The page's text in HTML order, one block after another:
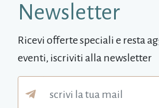
Newsletter
Ricevi offerte speciali e resta
eventi, iscriviti alla newsletter